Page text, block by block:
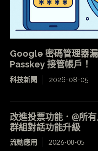
Google 密碼管理器
Passkey 接管帳戶！
科技新聞 2026-08-05
改進投票功能．@所
群組對話功能升級
流動應用 2026-08-05